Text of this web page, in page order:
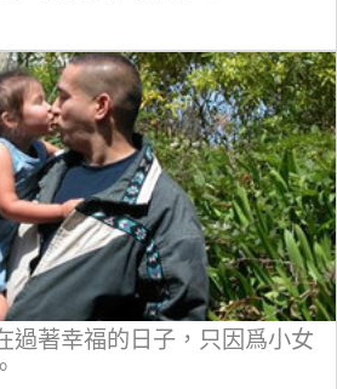
過著幸福的日子，只因爲小女